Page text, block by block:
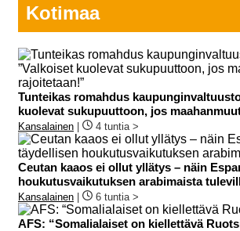
Kotimaa
Tunteikas romahdus
kuolevat sukupuuttoon, jos
Kansalainen 4 tuntia >
Ceutan kaaos ei ollut yllätys – näin
houkutusvaikutuksen arabimaista
Kansalainen 6 tuntia >
AFS: “Somalialaiset on kiellettävä